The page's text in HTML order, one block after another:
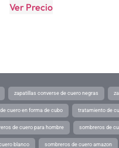
Ver Precio
zapatillas converse de cuero negras
cuero en forma de cubo tratamiento de
de cuero para hombre sombreros de
blanco sombreros de cuero amazon